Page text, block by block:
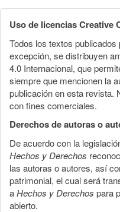
Uso de licencias Creative
Todos los textos publicados
excepción, se distribuyen
4.0 Internacional, que
siempre que mencionen la
publicación en esta revista.
con fines comerciales.
Derechos de autoras o
De acuerdo con la
Hechos y Derechos
las autoras o autores, así
patrimonial, el cual será
aHechos y Derechos para
abierto.